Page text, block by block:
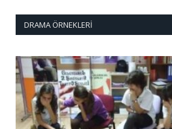
DRAMA ÖRNEKLERI